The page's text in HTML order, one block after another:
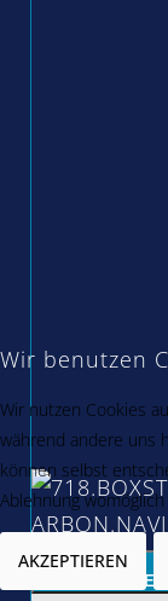
Wir benutzen
Wir nutzen Cookies
während andere uns
können selbst
Ablehnung
AKZEPTIEREN